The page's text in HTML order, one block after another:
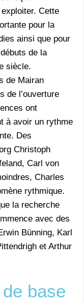
Cette
pour la
ainsi que pour
de la
siècle.
de Mairan
de l’ouverture
ont
à avoir un rythme
Des
Christoph
Carl von
Charles
rythmique.
la recherche
avec des
Bünning, Karl
et Arthur
base